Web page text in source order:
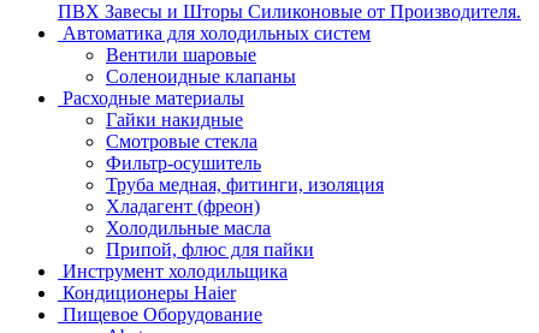
ПВХ Завесы и Шторы Силиконовые от Производителя.
Автоматика для холодильных систем
Вентили шаровые
Соленоидные клапаны
Расходные материалы
Гайки накидные
Смотровые стекла
Фильтр-осушитель
Труба медная, фитинги, изоляция
Хладагент (фреон)
Холодильные масла
Припой, флюс для пайки
Инструмент холодильщика
Кондиционеры Haier
Пищевое Оборудование